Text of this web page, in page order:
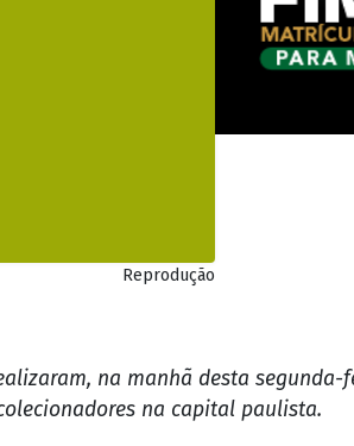
Reprodução
na manhã desta
na capital paulista.